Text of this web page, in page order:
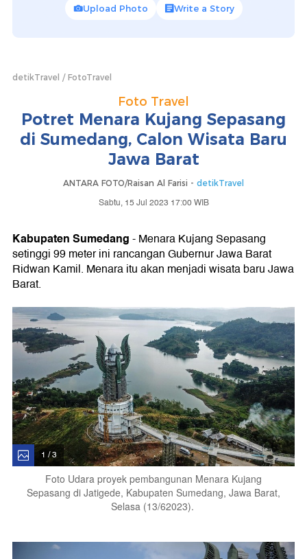
Upload Photo Write a Story
detikTravel FotoTravel
Foto Travel
Potret Menara Kujang Sepasang
di Sumedang, Calon Wisata Baru
Jawa Barat
ANTARA FOTO/Raisan Al Farisi - detikTravel
Sabtu, 15 Jul 2023 17:00 WIB
Kabupaten Sumedang- Menara Kujang Sepasang
setinggi 99 meter ini rancangan Gubernur Jawa Barat
Ridwan Kamil. Menara itu akan menjadi wisata baru Jawa
Barat.
1 / 3
Foto Udara proyek pembangunan Menara Kujang
Sepasang di Jatigede, Kabupaten Sumedang, Jawa Barat,
Selasa (13/62023).